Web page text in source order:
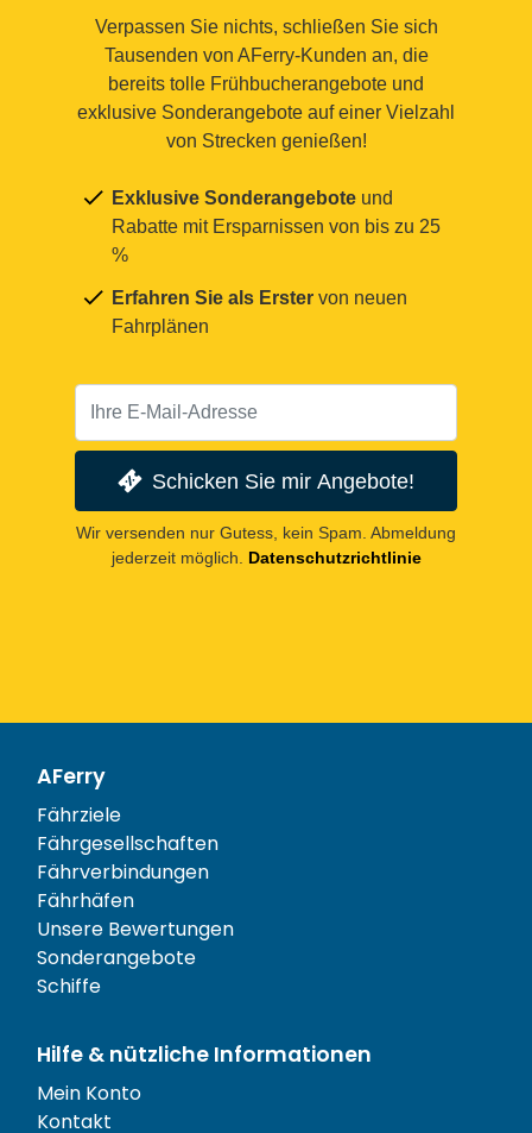
Verpassen Sie nichts, schließen Sie sich
Tausenden von AFerry-Kunden an, die
bereits tolle Frühbucherangebote und
exklusive Sonderangebote auf einer Vielzahl
von Strecken genießen!
Exklusive Sonderangebote und
Rabatte mit Ersparnissen von bis zu 25
%
Erfahren Sie als Erster von neuen
Fahrplänen
Schicken Sie mir Angebote!
Wir versenden nur Gutess, kein Spam. Abmeldung
jederzeit möglich.
Datenschutzrichtlinie
AFerry
Fährziele
Fährgesellschaften
Fährverbindungen
Fährhäfen
Unsere Bewertungen
Sonderangebote
Schiffe
Hilfe & nützliche Informationen
Mein Konto
Kontakt